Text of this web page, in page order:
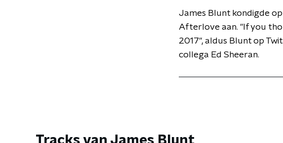
James Blunt kondigde op
Afterlove aan. "If you
2017", aldus Blunt op
collega Ed Sheeran.